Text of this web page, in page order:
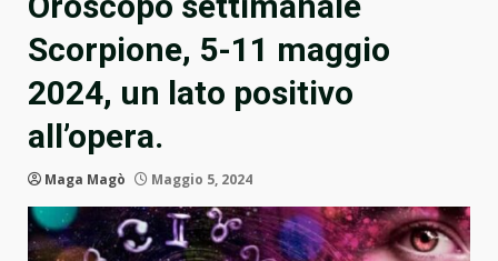
Scorpione, 5-11 maggio
2024, un lato positivo
all’opera.
Maga Magò Maggio 5, 2024